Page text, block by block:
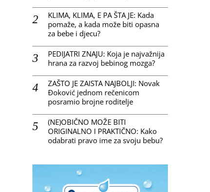
KLIMA, KLIMA, E PA ŠTA JE: Kada
pomaže, a kada može biti opasna
za bebe i djecu?
PEDIJATRI ZNAJU: Koja je najvažnija
hrana za razvoj bebinog mozga?
ZAŠTO JE ZAISTA NAJBOLJI: Novak
Đoković jednom rečenicom
posramio brojne roditelje
(NE)OBIČNO MOŽE BITI
ORIGINALNO I PRAKTIČNO: Kako
odabrati pravo ime za svoju bebu?